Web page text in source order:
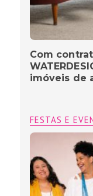
Com
imóveis de
FESTAS E